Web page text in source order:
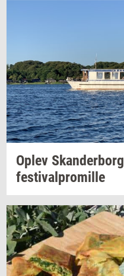
Oplev Skan­der­borg
festi­val­pro­mil­le